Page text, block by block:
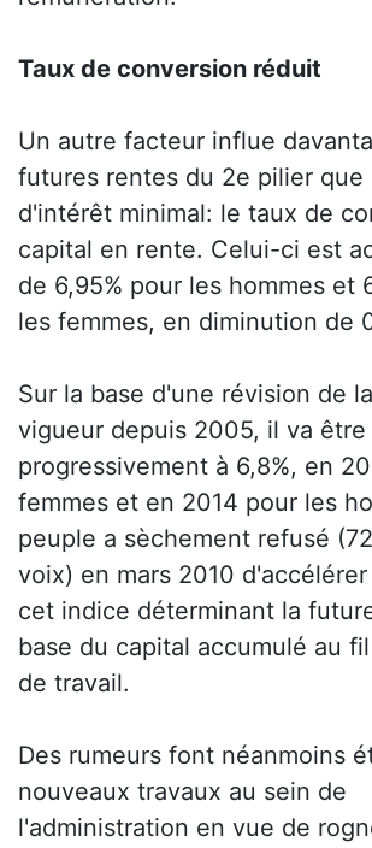
Taux de conversion réduit
Un autre facteur influe
futures rentes du 2e pilier que
d'intérêt minimal: le taux de
capital en rente. Celui-ci est
de 6,95% pour les hommes et
les femmes, en diminution de
Sur la base d'une révision de
vigueur depuis 2005, il va
progressivement à 6,8%, en
femmes et en 2014 pour les
peuple a sèchement refusé
voix) en mars 2010
cet indice déterminant la
base du capital accumulé au
de travail.
Des rumeurs font néanmoins
nouveaux travaux au sein de
l'administration en vue de